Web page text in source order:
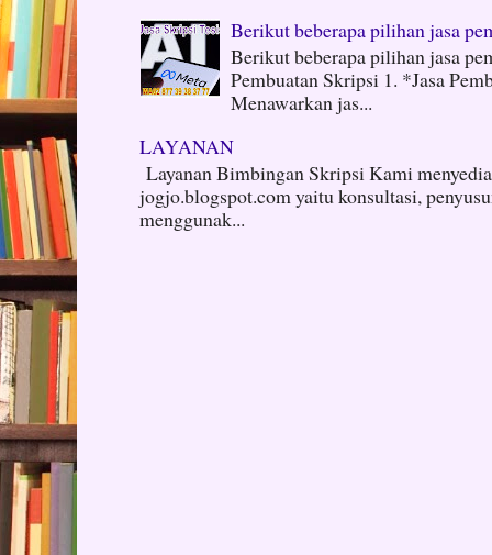
Berikut beberapa pilihan jasa
Berikut beberapa pilihan jasa
Pembuatan Skripsi 1. *Jasa
Menawarkan jas...
LAYANAN
Layanan Bimbingan Skripsi Kami
jogjo.blogspot.com yaitu konsultasi,
menggunak...